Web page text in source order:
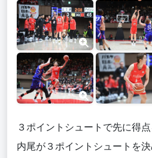
３ポイントシュートで先に得
内尾が３ポイントシュートを